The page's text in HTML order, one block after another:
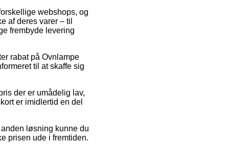
webshops, og
af deres varer – til
frembyde levering
rabat på Ovnlampe
til at skaffe sig
der er umådelig lav,
er imidlertid en del
løsning kunne du
prisen ude i fremtiden.